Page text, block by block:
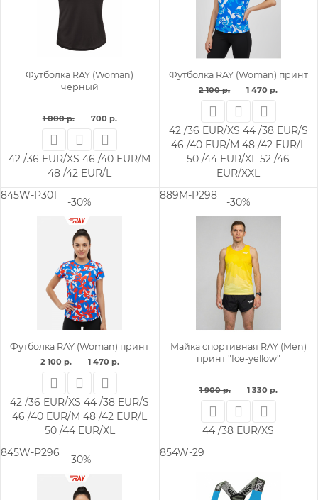
Футболка RAY (Woman)
черный
1 000 р. 700 р.
42 /36 EUR/XS 46 /40 EUR/M
48 /42 EUR/L
Футболка RAY (Woman) принт
2 100 р. 1 470 р.
42 /36 EUR/XS 44 /38 EUR/S
46 /40 EUR/M 48 /42 EUR/L
50 /44 EUR/XL 52 /46
EUR/XXL
845W-P301
-30%
Футболка RAY (Woman) принт
2 100 р. 1 470 р.
42 /36 EUR/XS 44 /38 EUR/S
46 /40 EUR/M 48 /42 EUR/L
50 /44 EUR/XL
889M-P298
-30%
Майка спортивная RAY (Men)
принт "Ice-yellow"
1 900 р. 1 330 р.
44 /38 EUR/XS
845W-P296
-30%
854W-29